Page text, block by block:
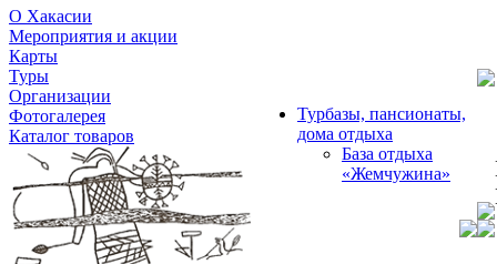
О Хакасии
Мероприятия и акции
Карты
Туры
Организации
Фотогалерея
Каталог товаров
Турбазы, пансионаты,
дома отдыха
База отдыха
«Жемчужина»